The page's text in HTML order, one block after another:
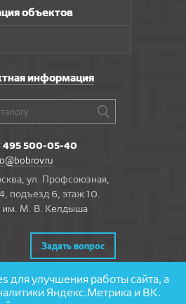
объектов
информация
495 500-05-40
ул. Профсоюзная,
подъезд 6, этаж 10.
М. В. Келдыша
Задать вопрос
для улучшения работы сайта, а
Яндекс.Метрика и ВК.